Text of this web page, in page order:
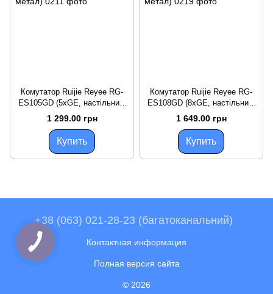
Комутатор Ruijie Reyee RG-
ES105GD (5xGE, настільний,
безшумний, метал)
1 299.00 грн
Купить
Комутатор Ruijie Reyee RG-
ES108GD (8xGE, настільний,
безшумний, метал)
1 649.00 грн
Купить
+38 (063) 021-28-23 (багатоканальний)
Контактная информация
Полная версия сайта
© 2026